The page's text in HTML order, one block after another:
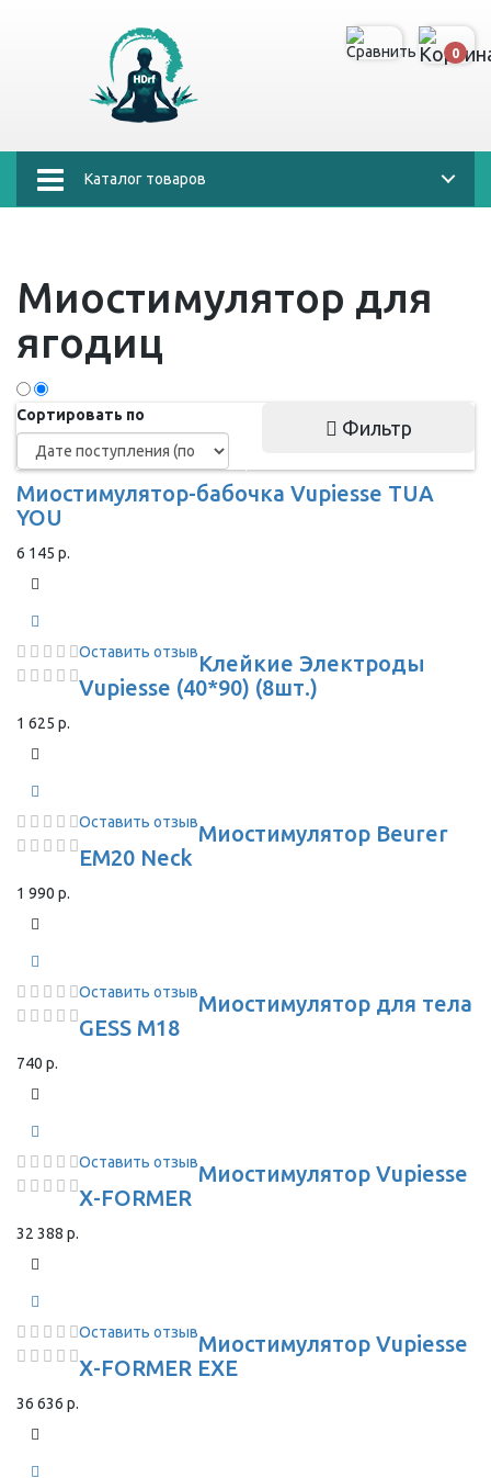
0
Каталог товаров
Миостимулятор для
ягодиц
Сортировать по
Фильтр
Миостимулятор-бабочка Vupiesse TUA
YOU
6 145 р.
Оставить отзывКлейкие Электроды
Vupiesse (40*90) (8шт.)
1 625 р.
Оставить отзывМиостимулятор Beurer
EM20 Neck
1 990 р.
Оставить отзывМиостимулятор для тела
GESS M18
740 р.
Оставить отзывМиостимулятор Vupiesse
X-FORMER
32 388 р.
Оставить отзывМиостимулятор Vupiesse
X-FORMER EXE
36 636 р.